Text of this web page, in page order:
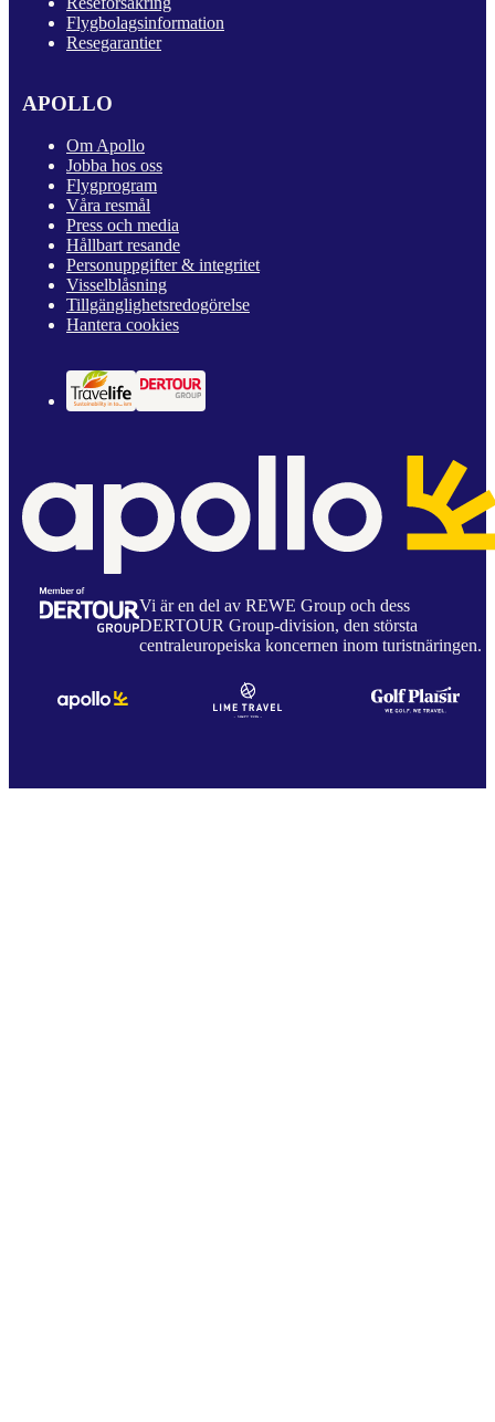
Flygbolagsinformation
Resegarantier
APOLLO
Om Apollo
Jobba hos oss
Flygprogram
Våra resmål
Press och media
Hållbart resande
Personuppgifter & integritet
Visselblåsning
Tillgänglighetsredogörelse
Hantera cookies
Vi är en del av REWE Group och dess
DERTOUR Group-division, den största
centraleuropeiska koncernen inom turistnäringen.